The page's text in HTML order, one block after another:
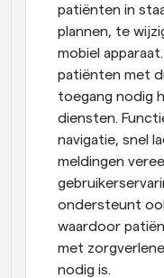
patiënten in
plannen, te
mobiel
patiënten met
toegang nodig
diensten.
navigatie, snel
meldingen
ondersteunt
waardoor
met
nodig is.